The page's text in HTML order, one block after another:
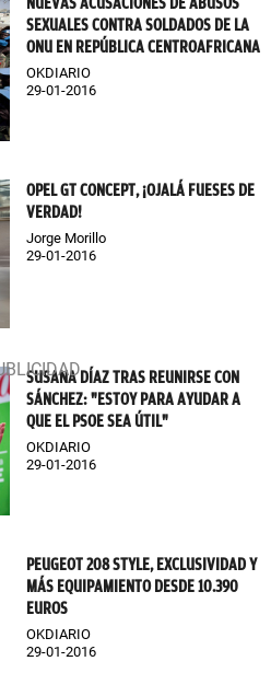
SEXUALES CONTRA SOLDADOS DE LA
ONU EN REPÚBLICA CENTROAFRICANA
OKDIARIO
29-01-2016
OPEL GT CONCEPT, ¡OJALÁ FUESES DE
VERDAD!
Jorge Morillo
29-01-2016
SUSANA DÍAZ TRAS REUNIRSE CON
SÁNCHEZ: "ESTOY PARA AYUDAR A
QUE EL PSOE SEA ÚTIL"
OKDIARIO
29-01-2016
PEUGEOT 208 STYLE, EXCLUSIVIDAD Y
MÁS EQUIPAMIENTO DESDE 10.390
EUROS
OKDIARIO
29-01-2016